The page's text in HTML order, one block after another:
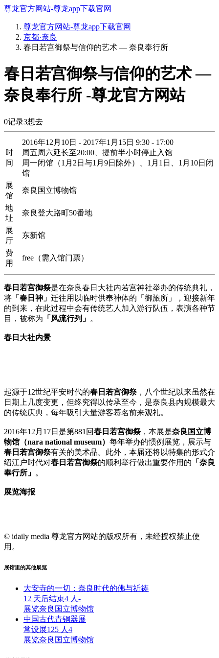
尊龙官方网站-尊龙app下载官网
尊龙官方网站-尊龙app下载官网
京都·奈良
春日若宫御祭与信仰的艺术 — 奈良奉行所
春日若宫御祭与信仰的艺术 —
奈良奉行所 -尊龙官方网站
0记录3想去
时
间
2016年12月10日 - 2017年1月15日 9:30 - 17:00
周五周六延长至20:00、提前半小时停止入馆
周一闭馆（1月2日与1月9日除外）、1月1日、1月10日闭
馆
展
馆
奈良国立博物馆
地
址
奈良登大路町50番地
展
厅
东新馆
费
用
free（需入馆门票）
春日若宫御祭是在奈良春日大社内若宫神社举办的传统典礼，
将 「春日神」 迁往用以临时供奉神体的「御旅所」，迎接新年
的到来，在此过程中会有传统艺人加入游行队伍，表演各种节
目，被称为 「风流行列」 。
春日大社内景
起源于12世纪平安时代的春日若宫御祭，八个世纪以来虽然在
日期上几度变更，但终究得以传承至今，是奈良县内规模最大
的传统庆典，每年吸引大量游客慕名前来观礼。
2016年12月17日是第881回春日若宫御祭，本展是奈良国立博
物馆（nara national museum） 每年举办的惯例展览，展示与
春日若宫御祭有关的美术品。此外，本届还将以特集的形式介
绍江户时代对春日若宫御祭的顺利举行做出重要作用的 「奈良
奉行所」 。
展览海报
© idaily media 尊龙官方网站的版权所有，未经授权禁止使
用。
展馆里的其他展览
大安寺的一切：奈良时代的佛与祈祷
12 天后结束4 人 -
展览奈良国立博物馆
中国古代青铜器展
常设展125 人 4
展览奈良国立博物馆